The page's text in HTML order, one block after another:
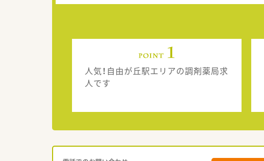
人気！自由が丘駅エリアの調剤薬局求
人です